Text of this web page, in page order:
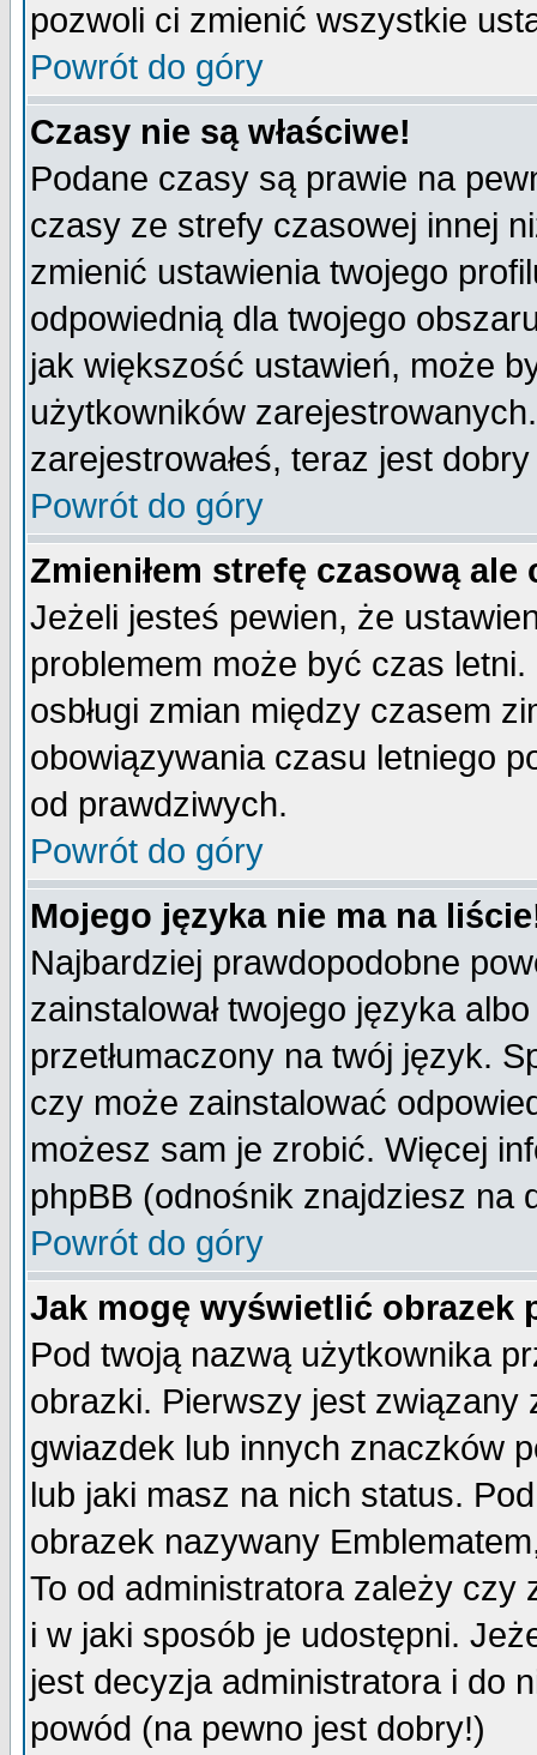
pozwoli ci zmienić wszystkie
Powrót do góry
Czasy nie są właściwe!
Podane czasy są prawie na
czasy ze strefy czasowej innej
zmienić ustawienia twojego
odpowiednią dla twojego
jak większość ustawień, może
użytkowników
zarejestrowałeś, teraz jest
Powrót do góry
Zmieniłem strefę czasową
Jeżeli jesteś pewien, że
problemem może być czas
osbługi zmian między czasem
obowiązywania czasu letniego
od prawdziwych.
Powrót do góry
Mojego języka nie ma na
Najbardziej prawdopodobne
zainstalował twojego języka
przetłumaczony na twój język.
czy może zainstalować
możesz sam je zrobić. Więcej
phpBB (odnośnik znajdziesz na
Powrót do góry
Jak mogę wyświetlić obrazek
Pod twoją nazwą użytkownika
obrazki. Pierwszy jest
gwiazdek lub innych znaczków
lub jaki masz na nich status.
obrazek nazywany
To od administratora zależy czy
i w jaki sposób je udostępni.
jest decyzja administratora i do
powód (na pewno jest dobry!)